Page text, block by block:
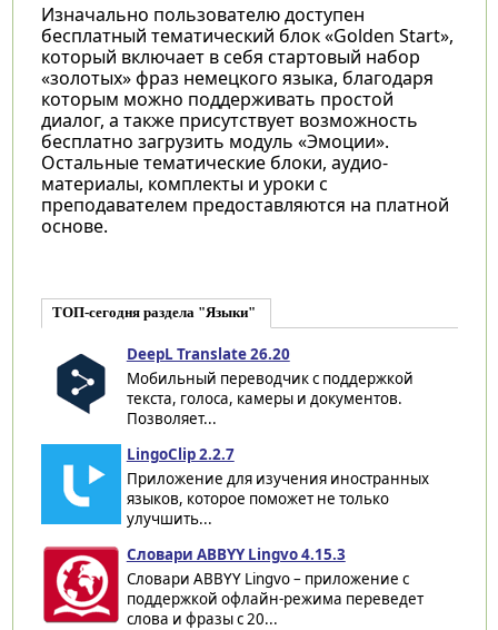
Изначально пользователю доступен
бесплатный тематический блок «Golden Start»,
который включает в себя стартовый набор
«золотых» фраз немецкого языка, благодаря
которым можно поддерживать простой
диалог, а также присутствует возможность
бесплатно загрузить модуль «Эмоции».
Остальные тематические блоки, аудио-
материалы, комплекты и уроки с
преподавателем предоставляются на платной
основе.
ТОП-сегодня раздела "Языки"
DeepL Translate 26.20
Мобильный переводчик с поддержкой
текста, голоса, камеры и документов.
Позволяет...
LingoClip 2.2.7
Приложение для изучения иностранных
языков, которое поможет не только
улучшить...
Словари ABBYY Lingvo 4.15.3
Словари ABBYY Lingvo – приложение с
поддержкой офлайн-режима переведет
слова и фразы с 20...